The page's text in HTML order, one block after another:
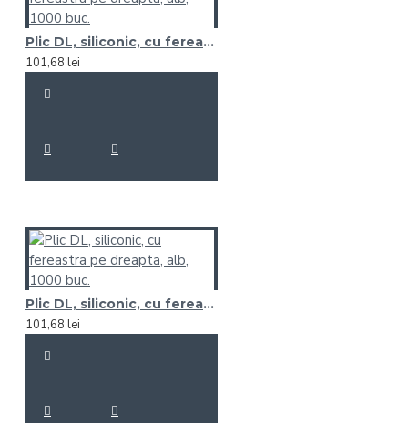
Plic DL, siliconic, cu fereastra pe dreapta, alb, 1000 buc.
101,68 lei
Plic DL, siliconic, cu fereastra pe dreapta, alb, 1000 buc.
101,68 lei